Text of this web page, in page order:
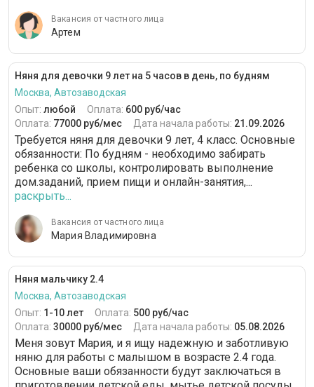
Вакансия от частного лица
Артем
Няня для девочки 9 лет на 5 часов в день, по будням
Москва, Автозаводская
Опыт: любой Оплата: 600 руб/час
Оплата: 77000 руб/мес Дата начала работы: 21.09.2026
Требуется няня для девочки 9 лет, 4 класс. Основные
обязанности: По будням - необходимо забирать
ребенка со школы, контролировать выполнение
дом.заданий, прием пищи и онлайн-занятия,...
раскрыть...
Вакансия от частного лица
Мария Владимировна
Няня мальчику 2.4
Москва, Автозаводская
Опыт: 1-10 лет Оплата: 500 руб/час
Оплата: 30000 руб/мес Дата начала работы: 05.08.2026
Меня зовут Мария, и я ищу надежную и заботливую
няню для работы с малышом в возрасте 2.4 года.
Основные ваши обязанности будут заключаться в